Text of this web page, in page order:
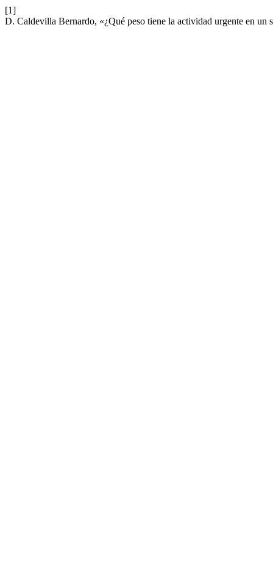
[1]
D. Caldevilla Bernardo, «¿Qué peso tiene la actividad urgente en